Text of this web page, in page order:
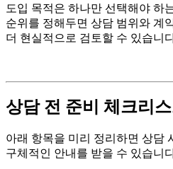
도입 목적은 하나만 선택해야 하
순위를 정해두면 상담 범위와 계
더 현실적으로 검토할 수 있습니
상담 전 준비 체크리
아래 항목을 미리 정리하면 상담
구체적인 안내를 받을 수 있습니